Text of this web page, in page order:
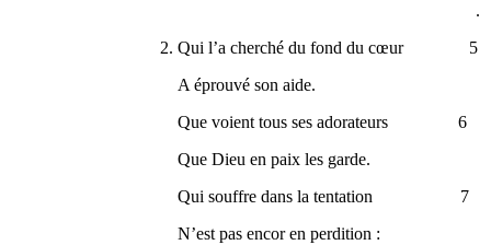
.
2. Qui l’a cherché du fond du cœur 5
A éprouvé son aide.
Que voient tous ses adorateurs 6
Que Dieu en paix les garde.
Qui souffre dans la tentation 7
N’est pas encor en perdition :